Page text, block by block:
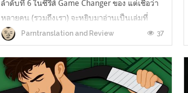
ลำดับที่ 6 ในซีรีส์ Game Changer ของ แต่เชื่อว่า
หลายคน (รวมถึงเรา) จะหยิบมาอ่านเป็นเล่มที่
2หลังจากอ่าน Heated Rivalry มา555 เรื่องย่อ:
The Long Game เล่ม Long Game นี่จะเป็น
ประมาณ2 ปีหลังจาก HR จะดำเนินเ...
Parntranslation and Review 37